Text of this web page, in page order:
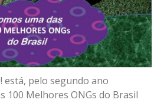
está, pelo segundo ano
100 Melhores ONGs do Brasil